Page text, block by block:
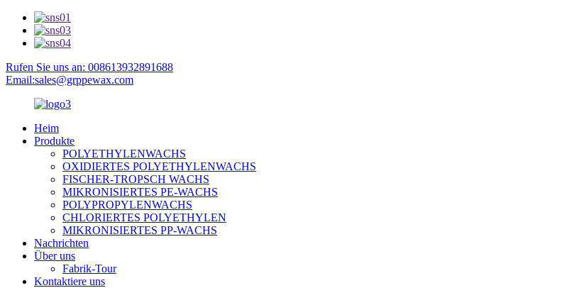
Rufen Sie uns an: 008613932891688
Email:sales@grppewax.com
Heim
Produkte
POLYETHYLENWACHS
OXIDIERTES POLYETHYLENWACHS
FISCHER-TROPSCH WACHS
MIKRONISIERTES PE-WACHS
POLYPROPYLENWACHS
CHLORIERTES POLYETHYLEN
MIKRONISIERTES PP-WACHS
Nachrichten
Über uns
Fabrik-Tour
Kontaktiere uns